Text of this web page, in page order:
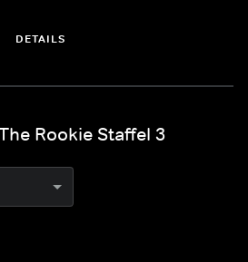
DETAILS
Rookie Staffel 3